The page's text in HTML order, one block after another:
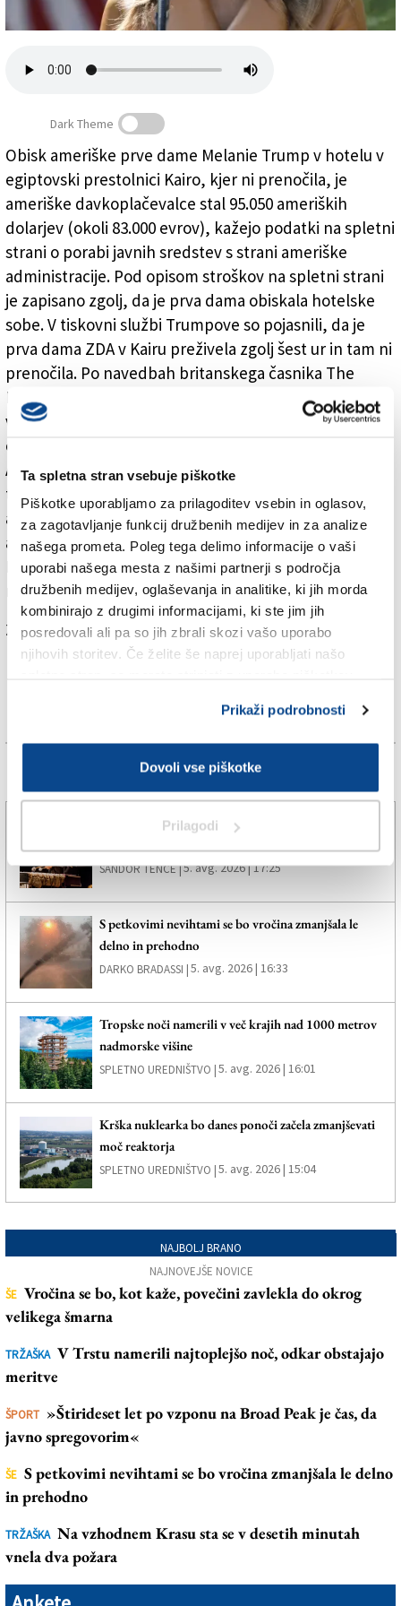
Ta spletna stran vsebuje piškotke
Piškotke uporabljamo za prilagoditev vsebin in oglasov,
za zagotavljanje funkcij družbenih medijev in za analize
našega prometa. Poleg tega delimo informacije o vaši
uporabi našega mesta z našimi partnerji s področja
družbenih medijev, oglaševanja in analitike, ki jih morda
kombinirajo z drugimi informacijami, ki ste jim jih
posredovali ali pa so jih zbrali skozi vašo uporabo
njihovih storitev. Če želite še naprej uporabljati našo
Prikaži podrobnosti
Dovoli vse piškotke
Prilagodi
Založnik
Melania, koliko jih staneš ...
Dark Theme
Obisk ameriške prve dame Melanie Trump v hotelu v
egiptovski prestolnici Kairo, kjer ni prenočila, je
ameriške davkoplačevalce stal 95.050 ameriških
dolarjev (okoli 83.000 evrov), kažejo podatki na spletni
strani o porabi javnih sredstev s strani ameriške
administracije. Pod opisom stroškov na spletni strani
je zapisano zgolj, da je prva dama obiskala hotelske
sobe. V tiskovni službi Trumpove so pojasnili, da je
prva dama ZDA v Kairu preživela zgolj šest ur in tam ni
prenočila. Po navedbah britanskega časnika The
Independent so verjetno večino denarja porabili za
varovanje in osebje. Ameriška prva dama je v začetku
oktobra z obiskom Egipta zaključila svojo turnejo po
Afriki, prvo samostojno pot v tujino. S stroškom za
tamkajšnji hotel je presegla celo znesek 77.345
ameriških dolarjev (okoli 68.000 evrov), ki ga je
ameriška vlada porabila za dve nočitvi predsednika
Donalda Trumpa in več njegovih sodelavcev na
njegovem posestvu za golf na Škotskem julija letos.
Za branje in pisanje komentarjevje potrebna prijava
Več novic
»V slovenskem okolju pozorni do italijanščine, v
SANDOR TENCE |5. avg. 2026 | 17:25
S petkovimi nevihtami se bo vročina zmanjšala le
delno in prehodno
DARKO BRADASSI |5. avg. 2026 | 16:33
Tropske noči namerili v več krajih nad 1000 metrov
nadmorske višine
SPLETNO UREDNIŠTVO |5. avg. 2026 | 16:01
Krška nuklearka bo danes ponoči začela zmanjševati
moč reaktorja
SPLETNO UREDNIŠTVO |5. avg. 2026 | 15:04
NAJBOLJ BRANO
NAJNOVEJŠE NOVICE
ŠE Vročina se bo, kot kaže, povečini zavlekla do okrog
velikega šmarna
TRŽAŠKA V Trstu namerili najtoplejšo noč, odkar obstajajo
meritve
ŠPORT »Štirideset let po vzponu na Broad Peak je čas, da
javno spregovorim«
ŠE S petkovimi nevihtami se bo vročina zmanjšala le delno
in prehodno
TRŽAŠKA Na vzhodnem Krasu sta se v desetih minutah
vnela dva požara